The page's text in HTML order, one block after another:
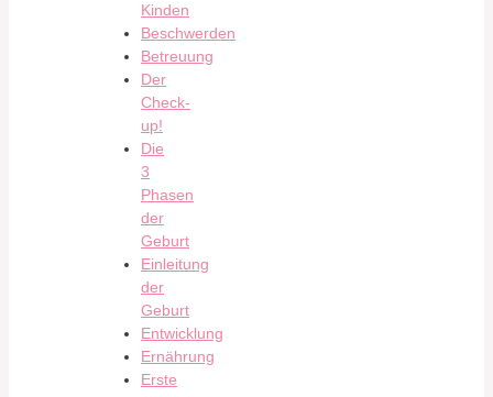
Kinden
Beschwerden
Betreuung
Der
Check-
up!
Die
3
Phasen
der
Geburt
Einleitung
der
Geburt
Entwicklung
Ernährung
Erste